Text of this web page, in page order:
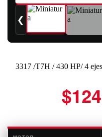
❮
3317 /T7H / 430 HP/ 4
$